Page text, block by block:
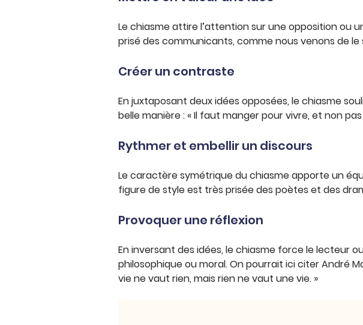
Le chiasme attire l’attention sur une opposition
prisé des communicants, comme nous venons de le
Créer un contraste
En juxtaposant deux idées opposées, le chiasme
belle manière : « Il faut manger pour vivre, et non
Rythmer et embellir un discours
Le caractère symétrique du chiasme apporte un
figure de style est très prisée des poètes et des
Provoquer une réflexion
En inversant des idées, le chiasme force le lecteur
philosophique ou moral. On pourrait ici citer André
vie ne vaut rien, mais rien ne vaut une vie. »